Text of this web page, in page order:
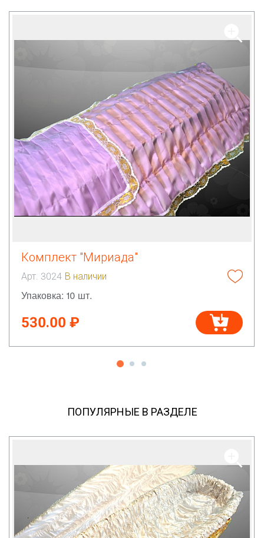
Комплект "Мириада"
Арт. 3024 В наличии
Упаковка: 10 шт.
530.00 ₽
ПОПУЛЯРНЫЕ В РАЗДЕЛЕ